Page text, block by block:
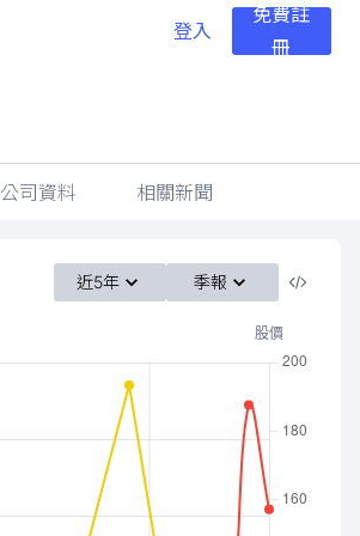
登入
免費註
冊
公司資料 相關新聞
近5年 季報